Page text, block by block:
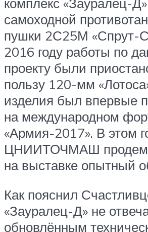
самоходной
пушки 2С25М «Спрут-
2016 году работы по
проекту были
пользу 120-мм
изделия был впервые
на международном
«Армия-2017». В этом
ЦНИИТОЧМАШ
на выставке опытный
Как пояснил
«Зауралец-Д» не
обновлённым